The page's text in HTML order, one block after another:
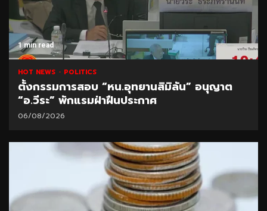
1 min read
HOT NEWS POLITICS
ตั้งกรรมการสอบ “หน.อุทยานสิมิลัน” อนุญาต
“อ.วีระ” พักแรมฝ่าฝืนประกาศ
06/08/2026